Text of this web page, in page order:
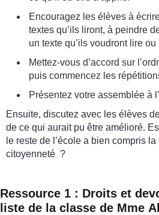
Encouragez les élèves à
textes qu’ils liront, à peindre
un texte qu’ils voudront lire ou
Mettez-vous d’accord sur
puis commencez les
Présentez votre assemblée à
Ensuite, discutez avec les élèves
de ce qui aurait pu être amélioré.
le reste de l’école a bien compris
citoyenneté ?
Ressource 1 : Droits et
liste de la classe de Mme